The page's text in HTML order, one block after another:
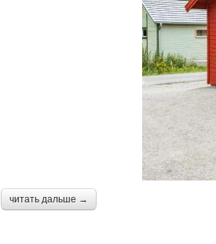
читать дальше →